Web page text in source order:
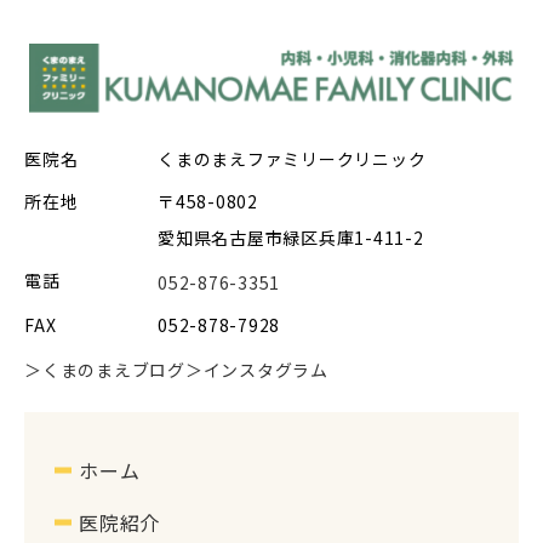
医院名
くまのまえファミリークリニック
所在地
〒458-0802
愛知県名古屋市緑区兵庫1-411-2
電話
052-876-3351
FAX
052-878-7928
＞くまのまえブログ＞インスタグラム
ホーム
医院紹介